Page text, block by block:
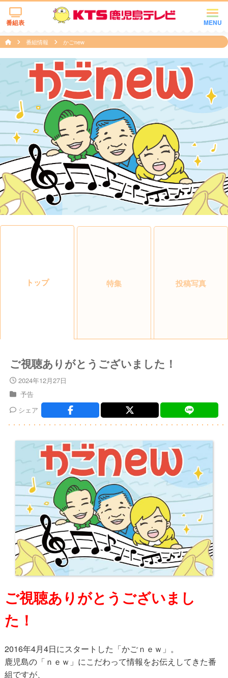
MENU
番組表
番組情報 かごnew
トップ 特集 投稿写真
ご視聴ありがとうございました！
2024年12月27日
予告
シェア
ご視聴ありがとうございまし
た！
2016年4月4日にスタートした「かごｎｅｗ」。
鹿児島の「ｎｅｗ」にこだわって情報をお伝えしてきた番
組ですが、